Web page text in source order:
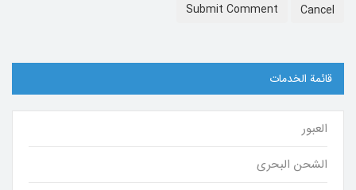
Cancel
Submit Comment
قائمة الخدمات
العبور
الشحن البحري